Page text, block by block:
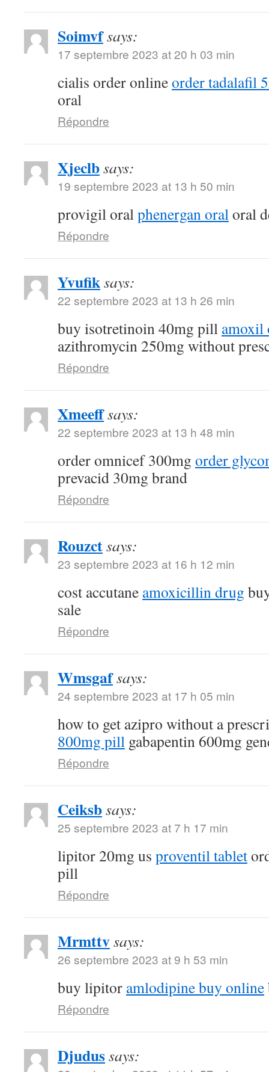
Soimvfsays:
17 septembre 2023 at 20 h 03 min
cialis order onlineorder tadalafil
oral
Répondre
Xjeclbsays:
19 septembre 2023 at 13 h 50 min
provigil oralphenergan oraloral
Répondre
Yvufiksays:
22 septembre 2023 at 13 h 26 min
buy isotretinoin 40mg pill amoxil
azithromycin 250mg without
Répondre
Xmeeffsays:
22 septembre 2023 at 13 h 48 min
order omnicef 300mg order
prevacid 30mg brand
Répondre
Rouzctsays:
23 septembre 2023 at 16 h 12 min
cost accutane amoxicillin drug
sale
Répondre
Wmsgafsays:
24 septembre 2023 at 17 h 05 min
how to get azipro without a
800mg pill gabapentin 600mg
Répondre
Ceiksbsays:
25 septembre 2023 at 7 h 17 min
lipitor 20mg us proventil tablet
pill
Répondre
Mrmttvsays:
26 septembre 2023 at 9 h 53 min
buy lipitor amlodipine buy online
Répondre
Djudussays: